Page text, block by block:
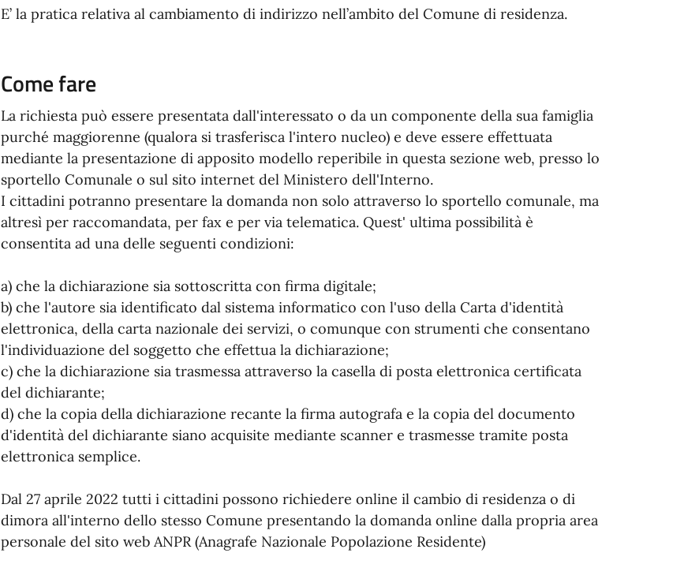
E’ la pratica relativa al cambiamento di indirizzo nell’ambito del Comune di residenza.
Come fare
La richiesta può essere presentata dall'interessato o da un componente della sua famiglia
purché maggiorenne (qualora si trasferisca l'intero nucleo) e deve essere effettuata
mediante la presentazione di apposito modello reperibile in questa sezione web, presso lo
sportello Comunale o sul sito internet del Ministero dell'Interno.
I cittadini potranno presentare la domanda non solo attraverso lo sportello comunale, ma
altresì per raccomandata, per fax e per via telematica. Quest' ultima possibilità è
consentita ad una delle seguenti condizioni:
a) che la dichiarazione sia sottoscritta con firma digitale;
b) che l'autore sia identificato dal sistema informatico con l'uso della Carta d'identità
elettronica, della carta nazionale dei servizi, o comunque con strumenti che consentano
l'individuazione del soggetto che effettua la dichiarazione;
c) che la dichiarazione sia trasmessa attraverso la casella di posta elettronica certificata
del dichiarante;
d) che la copia della dichiarazione recante la firma autografa e la copia del documento
d'identità del dichiarante siano acquisite mediante scanner e trasmesse tramite posta
elettronica semplice.
Dal 27 aprile 2022 tutti i cittadini possono richiedere online il cambio di residenza o di
dimora all'interno dello stesso Comune presentando la domanda online dalla propria area
personale del sito web ANPR (Anagrafe Nazionale Popolazione Residente)